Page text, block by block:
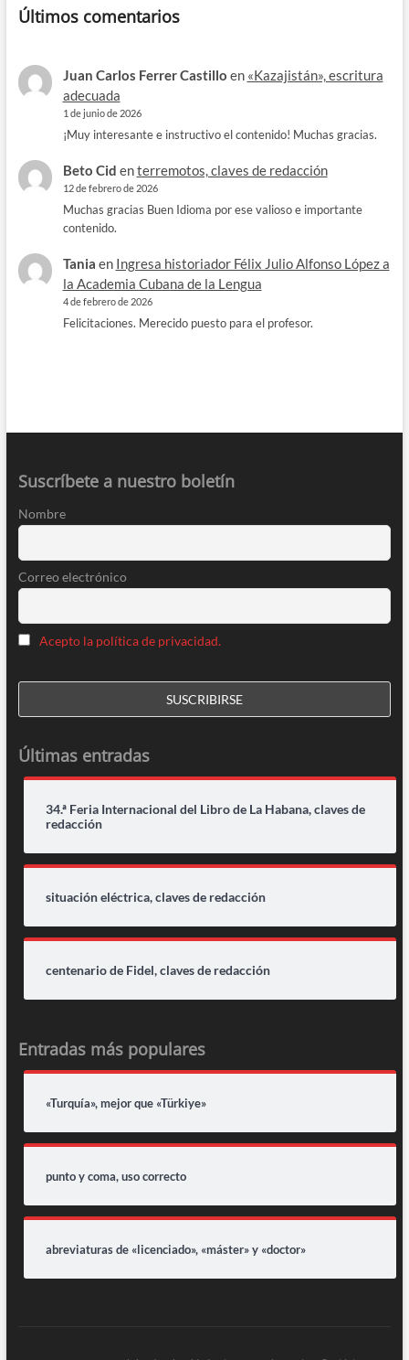
Últimos comentarios
Juan Carlos Ferrer Castillo en «Kazajistán», escritura
adecuada
1 de junio de 2026
¡Muy interesante e instructivo el contenido! Muchas gracias.
Beto Cid enterremotos, claves de redacción
12 de febrero de 2026
Muchas gracias Buen Idioma por ese valioso e importante
contenido.
Tania en Ingresa historiador Félix Julio Alfonso López a
la Academia Cubana de la Lengua
4 de febrero de 2026
Felicitaciones. Merecido puesto para el profesor.
Suscríbete a nuestro boletín
Nombre
Correo electrónico
Acepto la política de privacidad.
Últimas entradas
34.ª Feria Internacional del Libro de La Habana, claves de
redacción
situación eléctrica, claves de redacción
centenario de Fidel, claves de redacción
Entradas más populares
«Turquía», mejor que «Türkiye»
punto y coma, uso correcto
abreviaturas de «licenciado», «máster» y «doctor»